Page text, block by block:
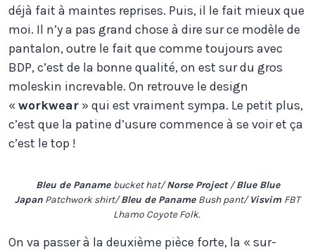
déjà fait à maintes reprises. Puis, il le fait mieux que
moi. Il n’y a pas grand chose à dire sur ce modèle de
pantalon, outre le fait que comme toujours avec
BDP, c’est de la bonne qualité, on est sur du gros
moleskin increvable. On retrouve le design
«workwear » qui est vraiment sympa. Le petit plus,
c’est que la patine d’usure commence à se voir et ça
c’est le top !
Bleu de Paname bucket hat/Norse Project/Blue Blue
Japan Patchwork shirt/Bleu de Paname Bush pant/Visvim FBT
Lhamo Coyote Folk.
On va passer à la deuxième pièce forte, la « sur-